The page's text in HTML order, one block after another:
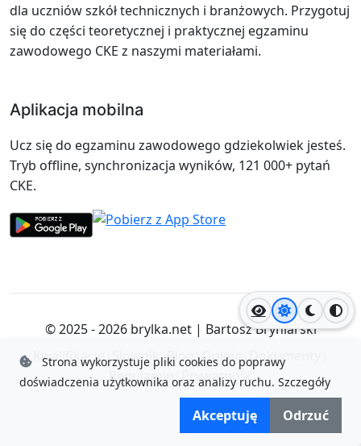
Jasny motyw
Ciemny
dla uczniów szkół technicznych i branżowych. Przygotuj
się do części teoretycznej i praktycznej egzaminu
zawodowego CKE z naszymi materiałami.
Aplikacja mobilna
Ucz się do egzaminu zawodowego gdziekolwiek jesteś.
Tryb offline, synchronizacja wyników, 121 000+ pytań
CKE.
© 2025 - 2026 brylka.net| Bartosz Bryniarski
Kwalifikacje|Słownik|Blog|Opinie|Dokumenty
Regulamin|Prywatność
Strona wykorzystuje pliki cookies do poprawy
doświadczenia użytkownika oraz analizy ruchu. Szczegóły
Akceptuję Odrzuć